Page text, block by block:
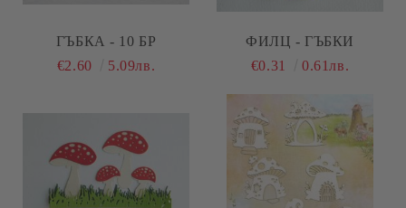
ГЪБКА - 10 БР
€2.60
5.09лв.
ФИЛЦ - ГЪБКИ
€0.31
0.61лв.